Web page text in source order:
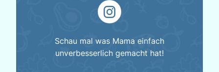
Schau mal was Mama einfach
unverbesserlich gemacht hat!